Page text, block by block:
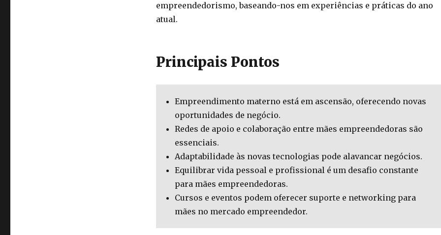
empreendedorismo, baseando-nos em experiências e práticas do ano
atual.
Principais Pontos
Empreendimento materno está em ascensão, oferecendo novas
oportunidades de negócio.
Redes de apoio e colaboração entre mães empreendedoras são
essenciais.
Adaptabilidade às novas tecnologias pode alavancar negócios.
Equilibrar vida pessoal e profissional é um desafio constante
para mães empreendedoras.
Cursos e eventos podem oferecer suporte e networking para
mães no mercado empreendedor.